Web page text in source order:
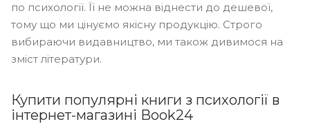
по психології. Її не можна віднести до дешевої,
тому що ми цінуємо якісну продукцію. Строго
вибираючи видавництво, ми також дивимося на
зміст літератури.
Купити популярні книги з психології в
інтернет-магазині Book24